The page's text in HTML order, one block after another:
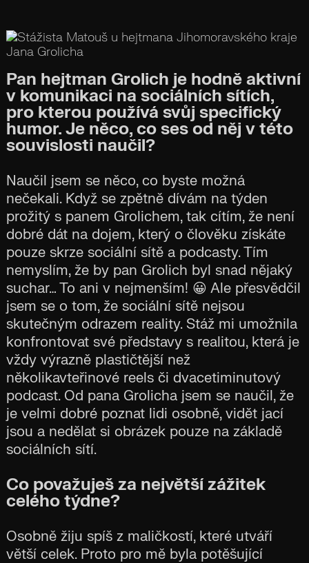
Pan hejtman Grolich je hodně aktivní
v komunikaci na sociálních sítích,
pro kterou používá svůj specifický
humor. Je něco, co ses od něj v této
souvislosti naučil?
Naučil jsem se něco, co byste možná
nečekali. Když se zpětně dívám na týden
prožitý s panem Grolichem, tak cítím, že není
dobré dát na dojem, který o člověku získáte
pouze skrze sociální sítě a podcasty. Tím
nemyslím, že by pan Grolich byl snad nějaký
suchar… To ani v nejmenším! 😀 Ale přesvědčil
jsem se o tom, že sociální sítě nejsou
skutečným odrazem reality. Stáž mi umožnila
konfrontovat své představy s realitou, která je
vždy výrazně plastičtější než
několikavteřinové reels či dvacetiminutový
podcast. Od pana Grolicha jsem se naučil, že
je velmi dobré poznat lidi osobně, vidět jací
jsou a nedělat si obrázek pouze na základě
sociálních sítí.
Co považuješ za největší zážitek
celého týdne?
Osobně žiju spíš z maličkostí, které utváří
větší celek. Proto pro mě byla potěšující